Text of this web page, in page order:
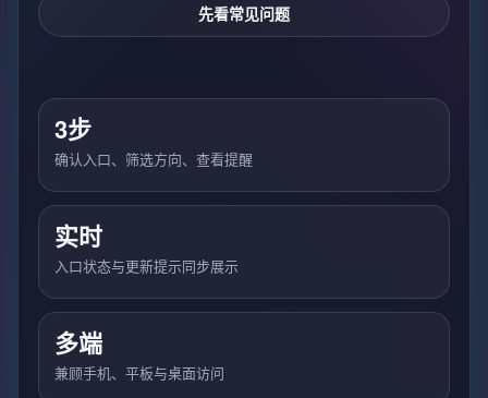
先看常见问题
3步
确认入口、筛选方向、查看提醒
实时
入口状态与更新提示同步展示
多端
兼顾手机、平板与桌面访问